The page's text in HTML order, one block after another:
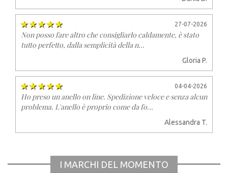
27-07-2026
Non posso fare altro che consigliarlo caldamente, è stato
tutto perfetto, dalla semplicità della n...
Gloria P.
04-04-2026
Ho preso un anello on line. Spedizione veloce e senza alcun
problema. L'anello è proprio come da fo...
Alessandra T.
I MARCHI DEL MOMENTO